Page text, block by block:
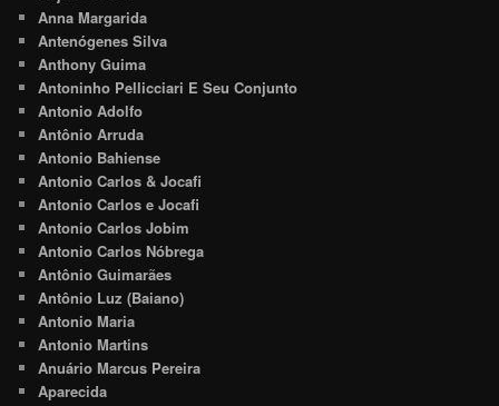
Anna Margarida
Antenógenes Silva
Anthony Guima
Antoninho Pellicciari E Seu Conjunto
Antonio Adolfo
Antônio Arruda
Antonio Bahiense
Antonio Carlos & Jocafi
Antonio Carlos e Jocafi
Antonio Carlos Jobim
Antonio Carlos Nóbrega
Antônio Guimarães
Antônio Luz (Baiano)
Antonio Maria
Antonio Martins
Anuário Marcus Pereira
Aparecida